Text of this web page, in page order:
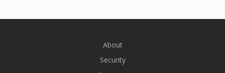
About
Security